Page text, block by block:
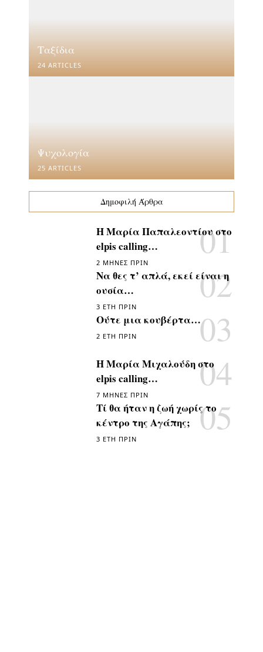
Ταξίδια
24 ARTICLES
Ψυχολογία
25 ARTICLES
Δημοφιλή Άρθρα
Η Μαρία Παπαλεοντίου στο
elpis calling…
2 ΜΉΝΕΣ ΠΡΙΝ
Να θες τ’ απλά, εκεί είναι η
ουσία…
3 ΈΤΗ ΠΡΙΝ
Ούτε μια κουβέρτα…
2 ΈΤΗ ΠΡΙΝ
Η Μαρία Μιχαλούδη στο
elpis calling…
7 ΜΉΝΕΣ ΠΡΙΝ
Τί θα ήταν η ζωή χωρίς το
κέντρο της Αγάπης;
3 ΈΤΗ ΠΡΙΝ